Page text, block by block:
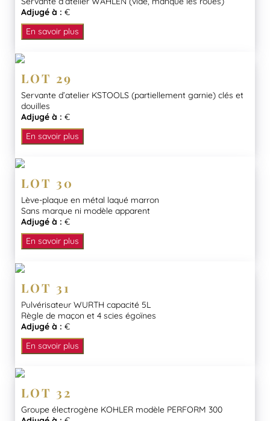
Adjugé à : €
En savoir plus
LOT 29
Servante d’atelier KSTOOLS (partiellement garnie) clés et
douilles
Adjugé à : €
En savoir plus
LOT 30
Lève-plaque en métal laqué marron
Sans marque ni modèle apparent
Adjugé à : €
En savoir plus
LOT 31
Pulvérisateur WURTH capacité 5L
Règle de maçon et 4 scies égoïnes
Adjugé à : €
En savoir plus
LOT 32
Groupe électrogène KOHLER modèle PERFORM 300